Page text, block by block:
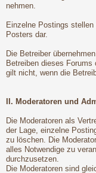
nehmen.
Einzelne Postings
Posters dar.
Die Betreiber
Betreiben dieses
gilt nicht, wenn die
II. Moderatoren und
Die Moderatoren als
der Lage, einzelne
zu löschen. Die
alles Notwendige zu
durchzusetzen.
Die Moderatoren sind